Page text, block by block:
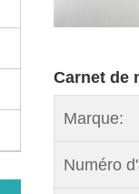
Carnet de
Marque:
Numéro